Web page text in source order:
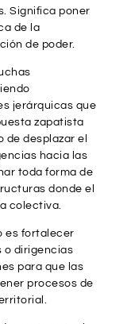
Significa poner
de la
de poder.
jerárquicas que
zapatista
desplazar el
hacia las
toda forma de
donde el
colectiva.
es fortalecer
o dirigencias
para que las
procesos de